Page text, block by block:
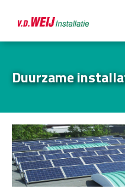
Duurzame